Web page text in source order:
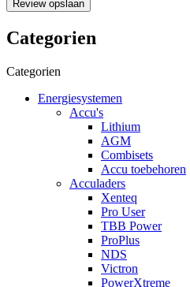
Review opslaan
Categorien
Categorien
Energiesystemen
Accu's
Lithium
AGM
Combisets
Accu toebehoren
Acculaders
Xenteq
Pro User
TBB Power
ProPlus
NDS
Victron
PowerXtreme